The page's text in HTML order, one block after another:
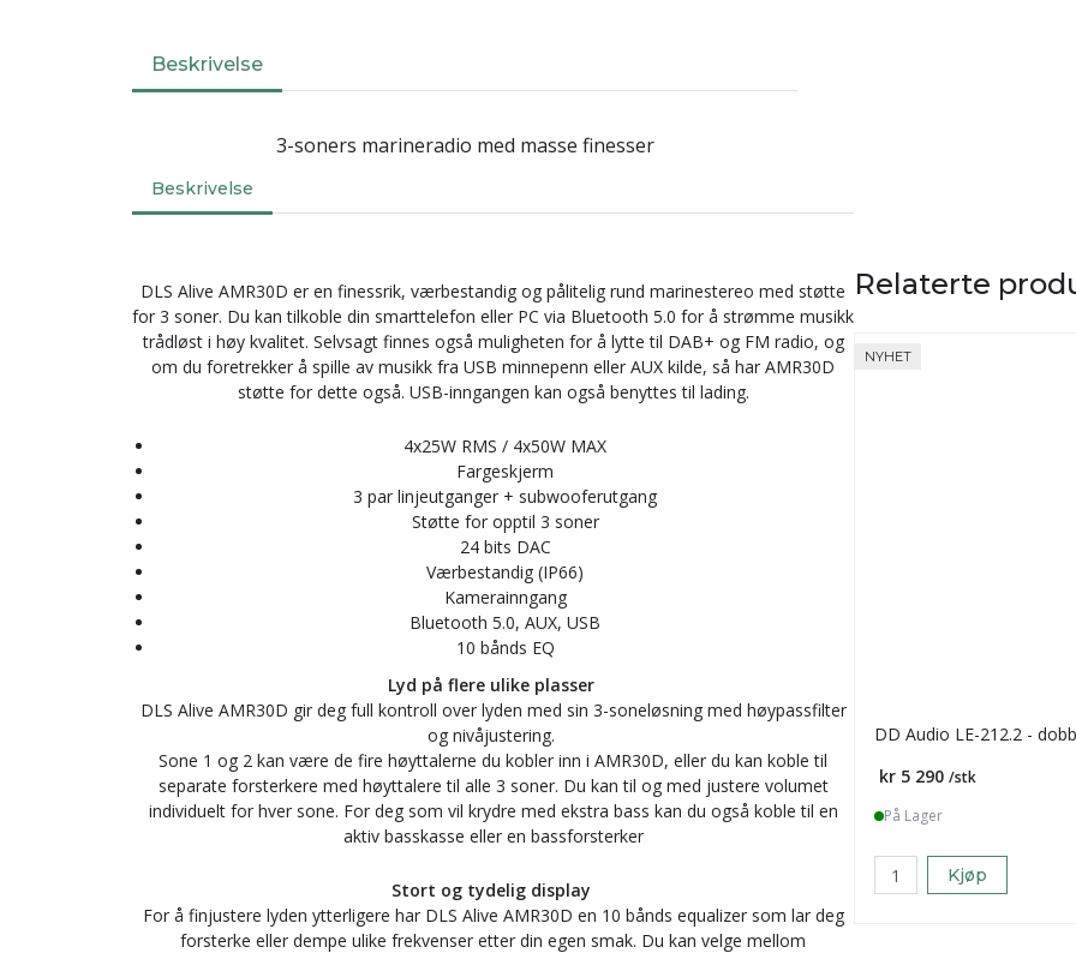
Beskrivelse
3-soners marineradio med masse finesser
Beskrivelse
DLS Alive AMR30D er en finessrik, værbestandig og pålitelig rund marinestereo med støtte
for 3 soner. Du kan tilkoble din smarttelefon eller PC via Bluetooth 5.0 for å strømme musikk
trådløst i høy kvalitet. Selvsagt finnes også muligheten for å lytte til DAB+ og FM radio, og
om du foretrekker å spille av musikk fra USB minnepenn eller AUX kilde, så har AMR30D
støtte for dette også. USB-inngangen kan også benyttes til lading.
4x25W RMS / 4x50W MAX
Fargeskjerm
3 par linjeutganger + subwooferutgang
Støtte for opptil 3 soner
24 bits DAC
Værbestandig (IP66)
Kamerainngang
Bluetooth 5.0, AUX, USB
10 bånds EQ
Lyd på flere ulike plasser
DLS Alive AMR30D gir deg full kontroll over lyden med sin 3-soneløsning med høypassfilter
og nivåjustering.
Sone 1 og 2 kan være de fire høyttalerne du kobler inn i AMR30D, eller du kan koble til
separate forsterkere med høyttalere til alle 3 soner. Du kan til og med justere volumet
individuelt for hver sone. For deg som vil krydre med ekstra bass kan du også koble til en
aktiv basskasse eller en bassforsterker
Stort og tydelig display
For å finjustere lyden ytterligere har DLS Alive AMR30D en 10 bånds equalizer som lar deg
forsterke eller dempe ulike frekvenser etter din egen smak. Du kan velge mellom
Relaterte
NYHET
DD Audio LE-212.2 -
Pris
kr 5 290 /stk
På Lager
Kjøp